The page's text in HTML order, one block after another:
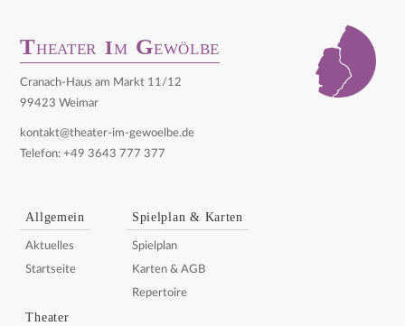
THEATER IM GEWÖLBE
Cranach-Haus am Markt 11/12
99423 Weimar
kontakt@theater-im-gewoelbe.de
Telefon: +49 3643 777 377
Allgemein
Aktuelles
Startseite
Spielplan & Karten
Spielplan
Karten & AGB
Repertoire
Theater